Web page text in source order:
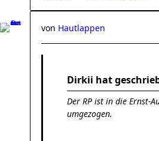
von Hautlappen
Dirkii hat
Der RP ist in die Ernst-
umgezogen.